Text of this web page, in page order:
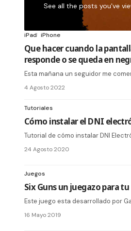
See all the posts you've
iPad iPhone
Que hacer cuando la
responde o se queda en
Esta mañana un seguidor me
4 Agosto 2022
Tutoriales
Cómo instalar el DNI
Tutorial de cómo instalar DNI
24 Agosto 2020
Juegos
Six Guns un juegazo para
Este juego esta desarrollado por
16 Mayo 2019